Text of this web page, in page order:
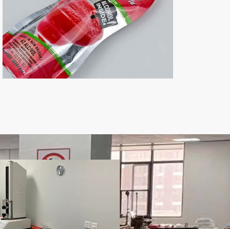
为密实袋、贴骨袋、密封袋、拉链袋，龙骨
袋），PE拉链袋是一种轻量化包装容器，
携带轻便、使用便利、保鲜和可密封性等诸
多优势。
用油、饮用水、车用尿素、医用试剂、液体
肥料等液体包装，可以安装吸嘴，多种包装
规格可用。铝箔吸嘴袋具有良好的抗跌落性
能，同时优异的耐压性能防止运输过程中的